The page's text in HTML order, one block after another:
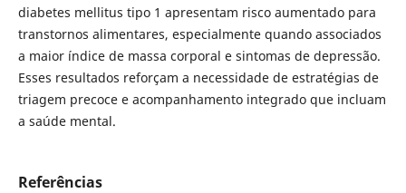
diabetes mellitus tipo 1 apresentam risco aumentado para
transtornos alimentares, especialmente quando associados
a maior índice de massa corporal e sintomas de depressão.
Esses resultados reforçam a necessidade de estratégias de
triagem precoce e acompanhamento integrado que incluam
a saúde mental.
Referências